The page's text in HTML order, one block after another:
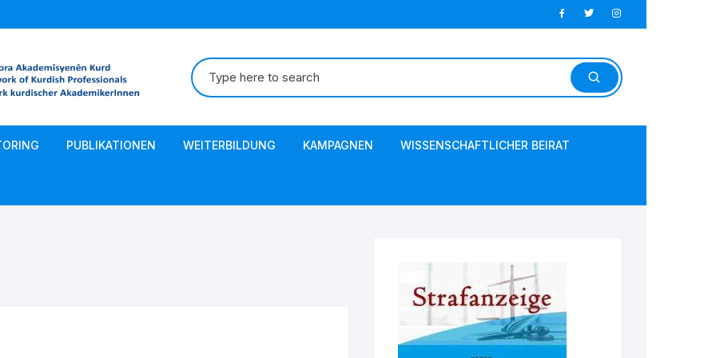
Suche
nach:
PUBLIKATIONEN WEITERBILDUNG KAMPAGNEN WISSENSCHAFTLICHER BEIRAT